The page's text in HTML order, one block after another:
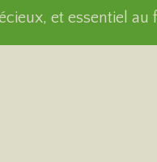
et essentiel